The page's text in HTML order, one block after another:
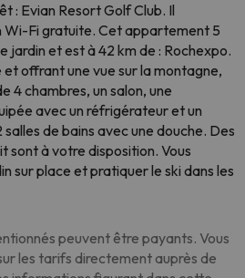
: Evian Resort Golf Club. Il
Wi-Fi gratuite. Cet appartement 5
jardin et est à 42 km de : Rochexpo.
et offrant une vue sur la montagne,
4 chambres, un salon, une
avec un réfrigérateur et un
de bains avec une douche. Des
sont à votre disposition. Vous
sur place et pratiquer le ski dans les
peuvent être payants. Vous
les tarifs directement auprès de